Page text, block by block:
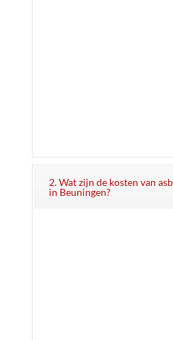
2. Wat zijn de kosten van
in Beuningen?